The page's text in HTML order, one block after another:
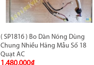
( SP1816 ) Bo Dàn Nóng Dùng
Chung Nhiều Hãng Mẫu Số 18
Quạt AC